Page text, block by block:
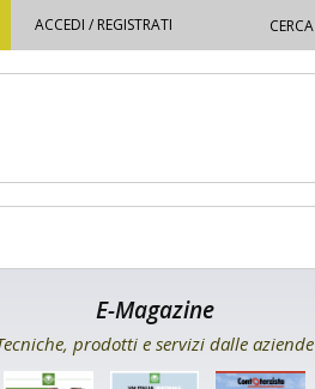
ACCEDI / REGISTRATI
E-Magazine
prodotti e servizi dalle aziende